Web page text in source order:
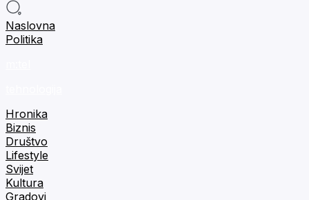
Naslovna
Politika
Hronika
Biznis
Društvo
Lifestyle
Svijet
Kultura
Gradovi